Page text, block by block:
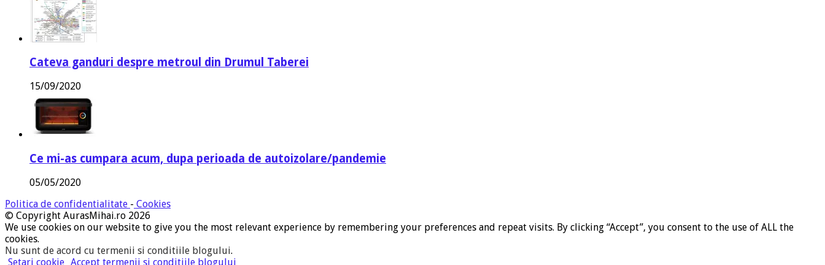
Cateva ganduri despre metroul din Drumul Taberei
15/09/2020
Ce mi-as cumpara acum, dupa perioada de autoizolare/pandemie
05/05/2020
Politica de confidentialitate - Cookies
© Copyright AurasMihai.ro 2026
We use cookies on our website to give you the most relevant experience by remembering your preferences and repeat visits. By clicking “Accept”, you consent to the use of ALL the
cookies.
Nu sunt de acord cu termenii si conditiile blogului.
Setari cookie Accept termenii si conditiile blogului